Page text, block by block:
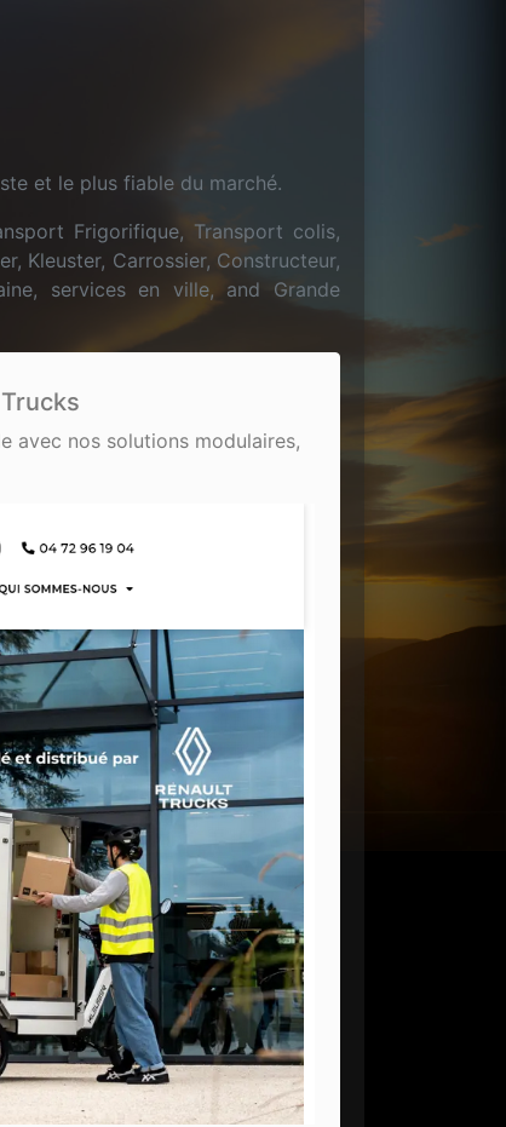
et le plus fiable du marché.
Frigorifique, Transport colis,
Kleuster, Carrossier, Constructeur,
services en ville, and Grande
avec nos solutions modulaires,